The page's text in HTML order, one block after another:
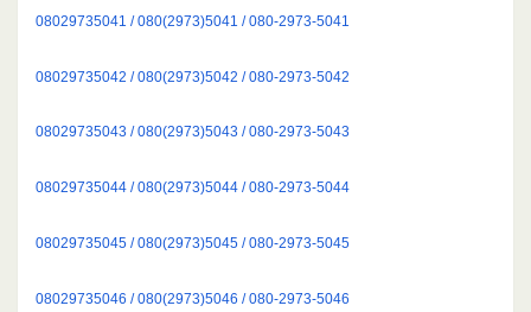
08029735041 / 080(2973)5041 / 080-2973-5041
08029735042 / 080(2973)5042 / 080-2973-5042
08029735043 / 080(2973)5043 / 080-2973-5043
08029735044 / 080(2973)5044 / 080-2973-5044
08029735045 / 080(2973)5045 / 080-2973-5045
08029735046 / 080(2973)5046 / 080-2973-5046